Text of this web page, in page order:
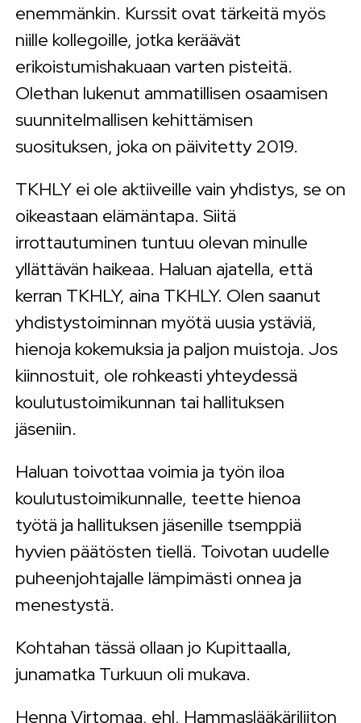
enemmänkin. Kurssit ovat tärkeitä myös
niille kollegoille, jotka keräävät
erikoistumishakuaan varten pisteitä.
Olethan lukenut ammatillisen osaamisen
suunnitelmallisen kehittämisen
suosituksen, joka on päivitetty 2019.
TKHLY ei ole aktiiveille vain yhdistys, se on
oikeastaan elämäntapa. Siitä
irrottautuminen tuntuu olevan minulle
yllättävän haikeaa. Haluan ajatella, että
kerran TKHLY, aina TKHLY. Olen saanut
yhdistystoiminnan myötä uusia ystäviä,
hienoja kokemuksia ja paljon muistoja. Jos
kiinnostuit, ole rohkeasti yhteydessä
koulutustoimikunnan tai hallituksen
jäseniin.
Haluan toivottaa voimia ja työn iloa
koulutustoimikunnalle, teette hienoa
työtä ja hallituksen jäsenille tsemppiä
hyvien päätösten tiellä. Toivotan uudelle
puheenjohtajalle lämpimästi onnea ja
menestystä.
Kohtahan tässä ollaan jo Kupittaalla,
junamatka Turkuun oli mukava.
Henna Virtomaa, ehl, Hammaslääkäriliiton